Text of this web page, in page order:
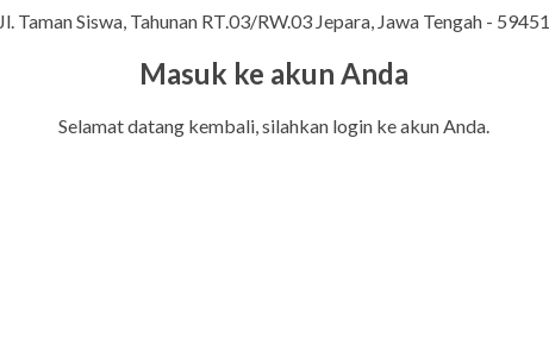
Jl. Taman Siswa, Tahunan RT.03/RW.03 Jepara, Jawa Tengah - 59451
Masuk ke akun Anda
Selamat datang kembali, silahkan login ke akun Anda.